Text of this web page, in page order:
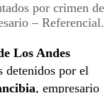
por crimen de
– Referencial.
Los Andes
detenidos por el
, empresario